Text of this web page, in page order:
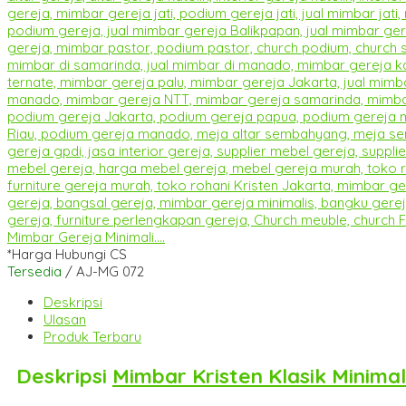
Mimbar Gereja Minimali....
*Harga Hubungi CS
Tersedia / AJ-MG 072
Deskripsi
Ulasan
Produk Terbaru
Deskripsi Mimbar Kristen Klasik